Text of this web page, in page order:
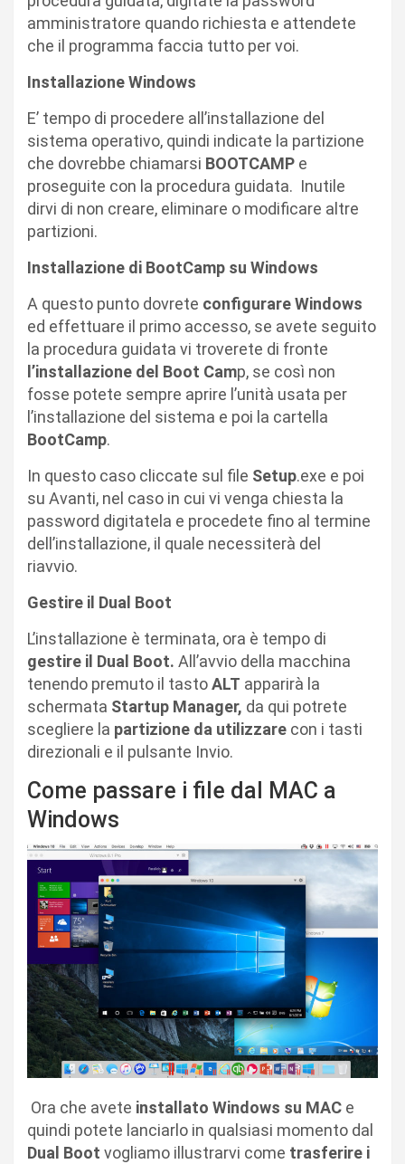
amministratore quando richiesta e attendete
che il programma faccia tutto per voi.
Installazione Windows
E’ tempo di procedere all’installazione del
sistema operativo, quindi indicate la partizione
che dovrebbe chiamarsi BOOTCAMP e
proseguite con la procedura guidata. Inutile
dirvi di non creare, eliminare o modificare altre
partizioni.
Installazione di BootCamp su Windows
A questo punto dovrete configurare Windows
ed effettuare il primo accesso, se avete seguito
la procedura guidata vi troverete di fronte
l’installazione del Boot Camp, se così non
fosse potete sempre aprire l’unità usata per
l’installazione del sistema e poi la cartella
BootCamp.
In questo caso cliccate sul file Setup.exe e poi
su Avanti, nel caso in cui vi venga chiesta la
password digitatela e procedete fino al termine
dell’installazione, il quale necessiterà del
riavvio.
Gestire il Dual Boot
L’installazione è terminata, ora è tempo di
gestire il Dual Boot. All’avvio della macchina
tenendo premuto il tastoALT apparirà la
schermata Startup Manager, da qui potrete
scegliere la partizione da utilizzare con i tasti
direzionali e il pulsante Invio.
Come passare i file dal MAC a
Windows
Ora che avete installato Windows su MAC e
quindi potete lanciarlo in qualsiasi momento dal
Dual Boot vogliamo illustrarvi come trasferire i